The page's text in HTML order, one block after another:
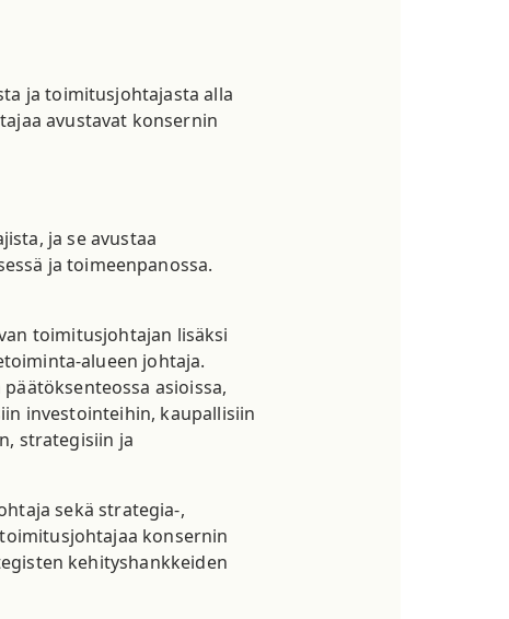
ja toimitusjohtajasta alla
avustavat konsernin
ja se avustaa
ja toimeenpanossa.
toimitusjohtajan lisäksi
alueen johtaja.
asioissa,
investointeihin, kaupallisiin
strategisiin ja
sekä strategia-,
konsernin
kehityshankkeiden